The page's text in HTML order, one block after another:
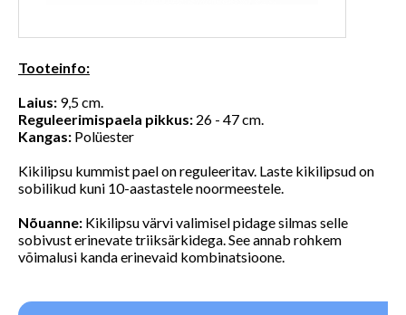
Tooteinfo:
Laius: 9,5 cm.
Reguleerimispaela pikkus: 26 - 47 cm.
Kangas: Polüester
Kikilipsu kummist pael on reguleeritav. Laste kikilipsud on
sobilikud kuni 10-aastastele noormeestele.
Nõuanne: Kikilipsu värvi valimisel pidage silmas selle
sobivust erinevate triiksärkidega. See annab rohkem
võimalusi kanda erinevaid kombinatsioone.